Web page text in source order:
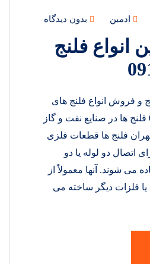
ادمین بدون دیدگاه
انواع فلنج
و فروش انواع فلنج های
09126085189 فلنج ها در صنایع نفت و گاز
فلنج ها قطعات فلزی
دو لوله یا دو
می شوند. آنها معمولاً از
فلزات دیگر ساخته می